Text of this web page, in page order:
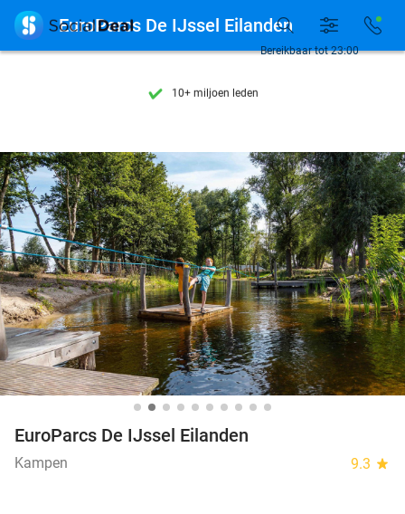
7 dagen per week beschikbaar
7 dagen per week beschikbaar
10+ miljoen leden
Bereikbaar tot 23:00
 EuroParcs De IJssel Eilanden
EuroParcs De IJssel Eilanden
Kampen 9.3 star